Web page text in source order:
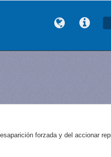
forzada y del accionar